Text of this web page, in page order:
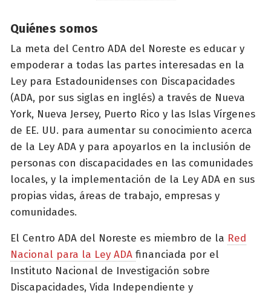
Quiénes somos
La meta del Centro ADA del Noreste es educar y
empoderar a todas las partes interesadas en la
Ley para Estadounidenses con Discapacidades
(ADA, por sus siglas en inglés) a través de Nueva
York, Nueva Jersey, Puerto Rico y las Islas Vírgenes
de EE. UU. para aumentar su conocimiento acerca
de la Ley ADA y para apoyarlos en la inclusión de
personas con discapacidades en las comunidades
locales, y la implementación de la Ley ADA en sus
propias vidas, áreas de trabajo, empresas y
comunidades.
El Centro ADA del Noreste es miembro de la Red
Nacional para la Ley ADA financiada por el
Instituto Nacional de Investigación sobre
Discapacidades, Vida Independiente y